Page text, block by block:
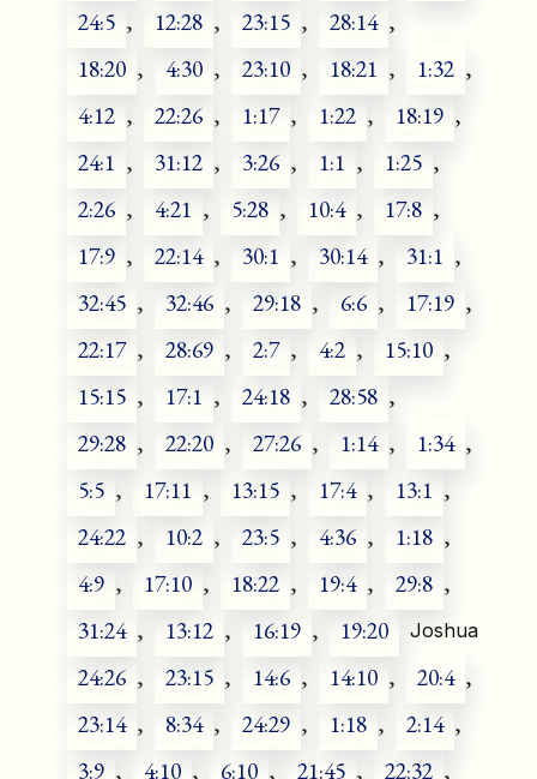
24:5 , 12:28 , 23:15 , 28:14 ,
18:20 , 4:30 , 23:10 , 18:21 , 1:32 ,
4:12 , 22:26 , 1:17 , 1:22 , 18:19 ,
24:1 , 31:12 , 3:26 , 1:1 , 1:25 ,
2:26 , 4:21 , 5:28 , 10:4 , 17:8 ,
17:9 , 22:14 , 30:1 , 30:14 , 31:1 ,
32:45 , 32:46 , 29:18 , 6:6 , 17:19 ,
22:17 , 28:69 , 2:7 , 4:2 , 15:10 ,
15:15 , 17:1 , 24:18 , 28:58 ,
29:28 , 22:20 , 27:26 , 1:14 , 1:34 ,
5:5 , 17:11 , 13:15 , 17:4 , 13:1 ,
24:22 , 10:2 , 23:5 , 4:36 , 1:18 ,
4:9 , 17:10 , 18:22 , 19:4 , 29:8 ,
31:24 , 13:12 , 16:19 , 19:20 Joshua
24:26 , 23:15 , 14:6 , 14:10 , 20:4 ,
23:14 , 8:34 , 24:29 , 1:18 , 2:14 ,
3:9 , 4:10 , 6:10 , 21:45 , 22:32 ,